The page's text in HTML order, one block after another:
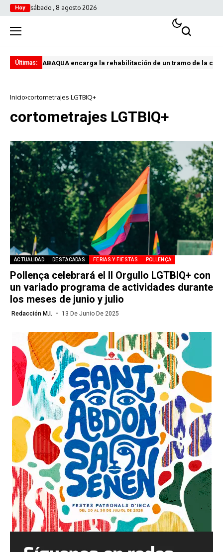
Hoy sábado , 8 agosto 2026
Últimas: ABAQUA encarga la rehabilitación de un tramo de la
Inicio cortometrajes LGTBIQ+
cortometrajes LGTBIQ+
ACTUALIDAD DESTACADAS FERIAS Y FIESTAS POLLENÇA
Pollença celebrará el II Orgullo LGTBIQ+ con
un variado programa de actividades durante
los meses de junio y julio
Redacción M.I. 13 De Junio De 2025